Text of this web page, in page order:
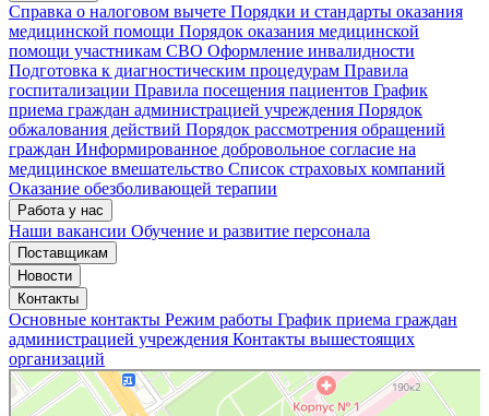
Справка о налоговом вычете Порядки и стандарты оказания
медицинской помощи Порядок оказания медицинской
помощи участникам СВО Оформление инвалидности
Подготовка к диагностическим процедурам Правила
госпитализации Правила посещения пациентов График
приема граждан администрацией учреждения Порядок
обжалования действий Порядок рассмотрения обращений
граждан Информированное добровольное согласие на
медицинское вмешательство Список страховых компаний
Оказание обезболивающей терапии
Работа у нас
Наши вакансии Обучение и развитие персонала
Поставщикам
Новости
Контакты
Основные контакты Режим работы График приема граждан
администрацией учреждения Контакты вышестоящих
организаций
«Нижегородская областная клиническая больница имени Н.А. Семашко»
Отделение больницы, госпиталя в Нижнем Новгороде
Больница для взрослых в Нижнем Новгороде